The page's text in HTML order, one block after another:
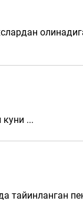
...
тайинланган